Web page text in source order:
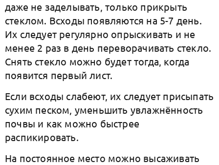
даже не заделывать, только прикрыть
стеклом. Всходы появляются на 5-7 день.
Их следует регулярно опрыскивать и не
менее 2 раз в день переворачивать стекло.
Снять стекло можно будет тогда, когда
появится первый лист.
Если всходы слабеют, их следует присыпать
сухим песком, уменьшить увлажнённость
почвы и как можно быстрее
распикировать.
На постоянное место можно высаживать